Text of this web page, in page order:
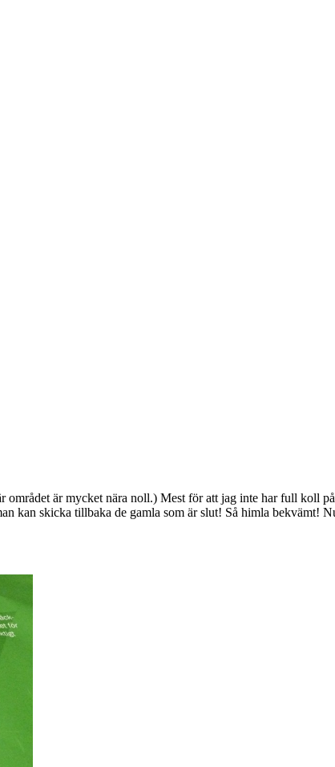
är mycket nära noll.) Mest för att jag inte har full koll
kan skicka tillbaka de gamla som är slut! Så himla bekvämt!